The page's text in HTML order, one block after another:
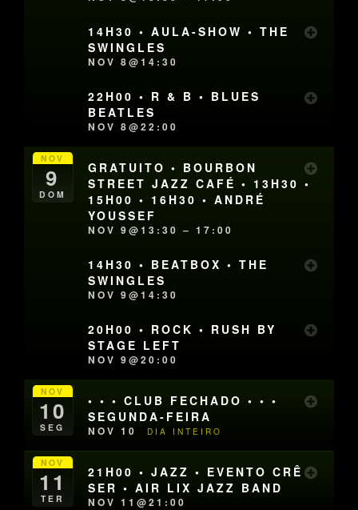
14H30 • AULA-SHOW • THE
SWINGLES
NOV 8@14:30
22H00 • R & B • BLUES
BEATLES
NOV 8@22:00
NOV
9
DOM
GRATUITO • BOURBON
STREET JAZZ CAFÉ • 13H30 •
15H00 • 16H30 • ANDRÉ
YOUSSEF
NOV 9@13:30 – 17:00
14H30 • BEATBOX • THE
SWINGLES
NOV 9@14:30
20H00 • ROCK • RUSH BY
STAGE LEFT
NOV 9@20:00
NOV
10
SEG
• • • CLUB FECHADO • • •
SEGUNDA-FEIRA
NOV 10 DIA INTEIRO
NOV
11
TER
21H00 • JAZZ • EVENTO CRÊ
SER • AIR LIX JAZZ BAND
NOV 11@21:00